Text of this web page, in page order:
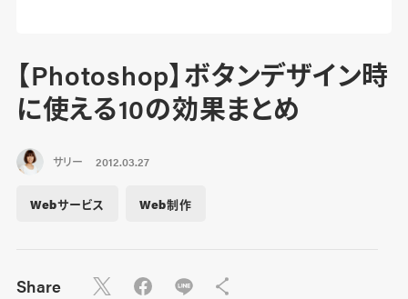
【Photoshop】ボタンデザイン時
に使える10の効果まとめ
サリー 2012.03.27
Webサービス Web制作
Share